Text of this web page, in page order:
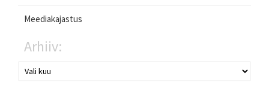
Meediakajastus
Arhiiv: